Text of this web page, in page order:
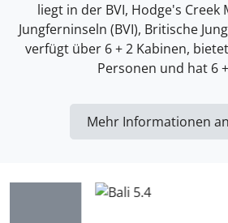
liegt in der BVI, Hodge's Creek
Jungferninseln (BVI), Britische
verfügt über 6 + 2 Kabinen,
Personen und hat 6
Mehr Informationen